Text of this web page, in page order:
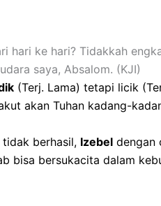
ke hari? Tidakkah
saya, Absalom. (KJI)
(Terj. Lama) tetapi licik
akan Tuhan kadang-
berhasil, Izebel dengan
bisa bersukacita dalam